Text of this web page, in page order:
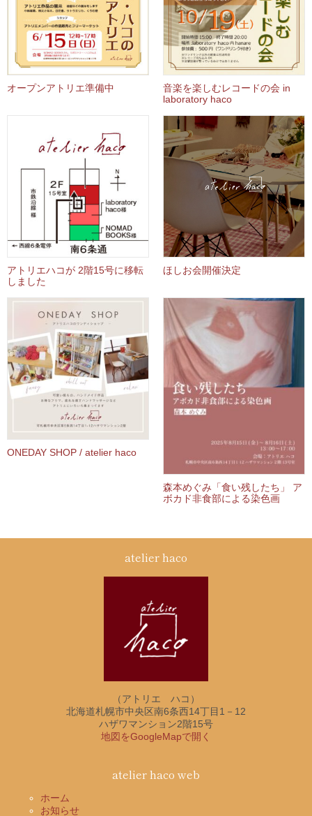
オープンアトリエ準備中
音楽を楽しむレコードの会 in
laboratory haco
アトリエハコが 2階15号に移転
しました
ほしお会開催決定
ONEDAY SHOP / atelier haco
森本めぐみ「食い残したち」 ア
ボカド非食部による染色画
atelier haco
（アトリエ ハコ）
北海道札幌市中央区南6条西14丁目1－12
ハザワマンション2階15号
地図をGoogleMapで開く
atelier haco web
ホーム
お知らせ